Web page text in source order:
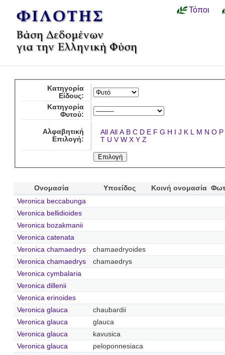
Τόποι
Κατηγορία
Είδους:
Κατηγορία
Φυτού:
Αλφαβητική
Επιλογή:
All All A B C D E F G H I J K L M N O P
T U V W X Y Z
Ονομασία Υποείδος Κοινή ονομασία
Veronica beccabunga
Veronica bellidioides
Veronica bozakmanii
Veronica catenata
Veronica chamaedrys
chamaedryoides
Veronica chamaedrys
chamaedrys
Veronica cymbalaria
Veronica dillenii
Veronica erinoides
Veronica glauca
chaubardii
Veronica glauca
glauca
Veronica glauca
kavusica
Veronica glauca
peloponnesiaca